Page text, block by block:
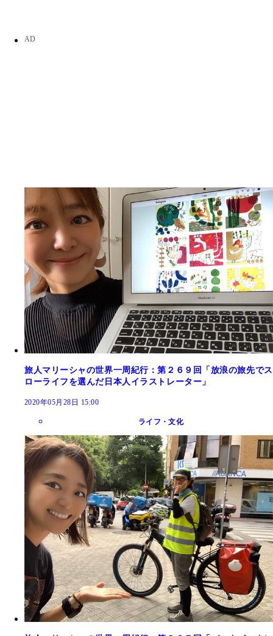
旅人マリーシャの世界一周紀行：第２６９回「放浪の旅先でス
ローライフを選んだ日本人イラストレーター」
2020年05月28日 15:00
ライフ・文化